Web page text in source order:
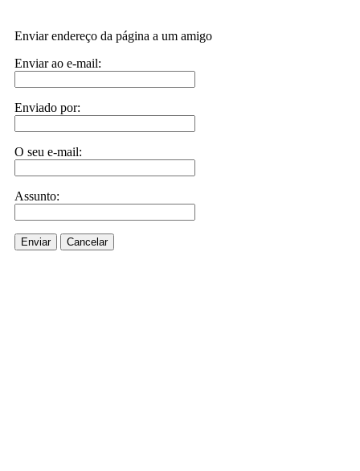
Enviar endereço da página a um amigo
Enviar ao e-mail:
Enviado por:
O seu e-mail:
Assunto:
Enviar Cancelar